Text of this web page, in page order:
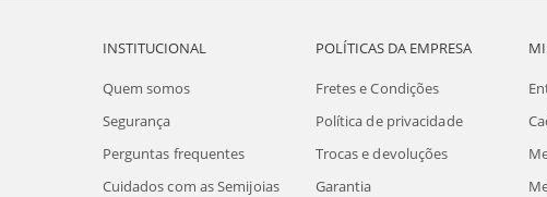
INSTITUCIONAL
Quem somos
Segurança
Perguntas frequentes
Cuidados com as Semijoias
POLÍTICAS DA EMPRESA
Fretes e Condições
Política de privacidade
Trocas e devoluções
Garantia